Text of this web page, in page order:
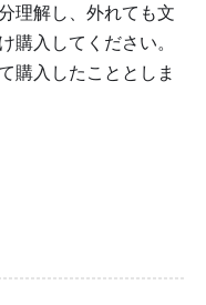
理解し、外れても文
購入してください。
購入したこととしま